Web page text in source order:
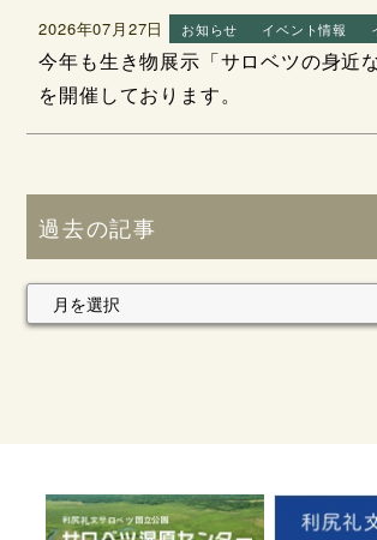
2026年07月27日 お知らせ イベント情報
今年も生き物展示「サロベツの身近
を開催しております。
過去の記事